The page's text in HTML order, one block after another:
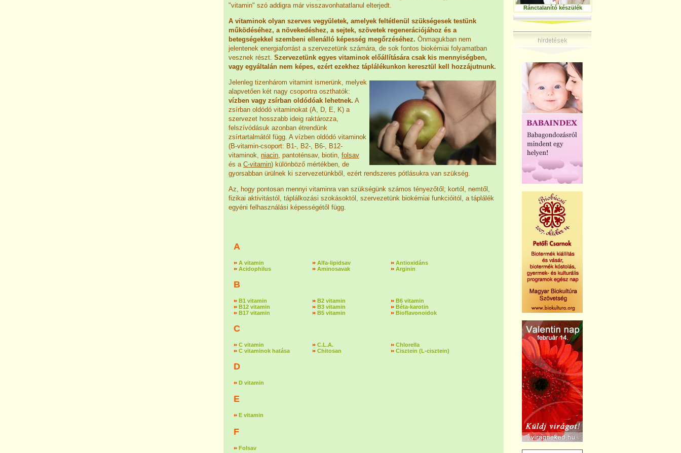
"vitamin" szó addigra már visszavonhatatlanul elterjedt.
A vitaminok olyan szerves vegyületek, amelyek feltétlenül szükségesek testünk
működéséhez, a növekedéshez, a sejtek, szövetek regenerációjához és a
betegségekkel szembeni ellenálló képesség megőrzéséhez. Önmagukban nem
jelentenek energiaforrást a szervezetünk számára, de sok fontos biokémiai folyamatban
vesznek részt. Szervezetünk egyes vitaminok előállítására csak kis mennyiségben,
vagy egyáltalán nem képes, ezért ezekhez táplálékunkon keresztül kell hozzájutnunk.
Jelenleg tizenhárom vitamint ismerünk, melyek
alapvetően két nagy csoportra oszthatók:
vízben vagy zsírban oldódóak lehetnek. A
zsírban oldódó vitaminokat (A, D, E, K) a
szervezet hosszabb ideig raktározza,
felszívódásuk azonban étrendünk
zsírtartalmától függ. A vízben oldódó vitaminok
(B-vitamin-csoport: B1-, B2-, B6-, B12-
vitaminok, niacin, pantoténsav, biotin, folsav
és a C-vitamin) különböző mértékben, de
gyorsabban ürülnek ki szervezetünkből, ezért rendszeres pótlásukra van szükség.
Az, hogy pontosan mennyi vitaminra van szükségünk számos tényezőtől; kortól, nemtől,
fizikai aktivitástól, táplálkozási szokásoktól, szervezetünk biokémiai funkcióitól, a táplálék
egyéni felhasználási képességétől függ.
A
A vitamin
Acidophilus
Alfa-lipidsav
Aminosavak
Antioxidáns
Arginin
B
B1 vitamin
B12 vitamin
B17 vitamin
B2 vitamin
B3 vitamin
B5 vitamin
B6 vitamin
Béta-karotin
Bioflavonoidok
C
C vitamin
C vitaminok hatása
C.L.A.
Chitosan
Chlorella
Cisztein (L-cisztein)
D
D vitamin
E
E vitamin
F
Folsav
Ránctalanító készülék